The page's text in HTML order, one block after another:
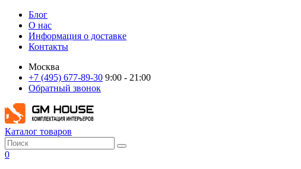
Блог
О нас
Информация о доставке
Контакты
Москва
+7 (495) 677-89-30 9:00 - 21:00
Обратный звонок
Каталог товаров
0